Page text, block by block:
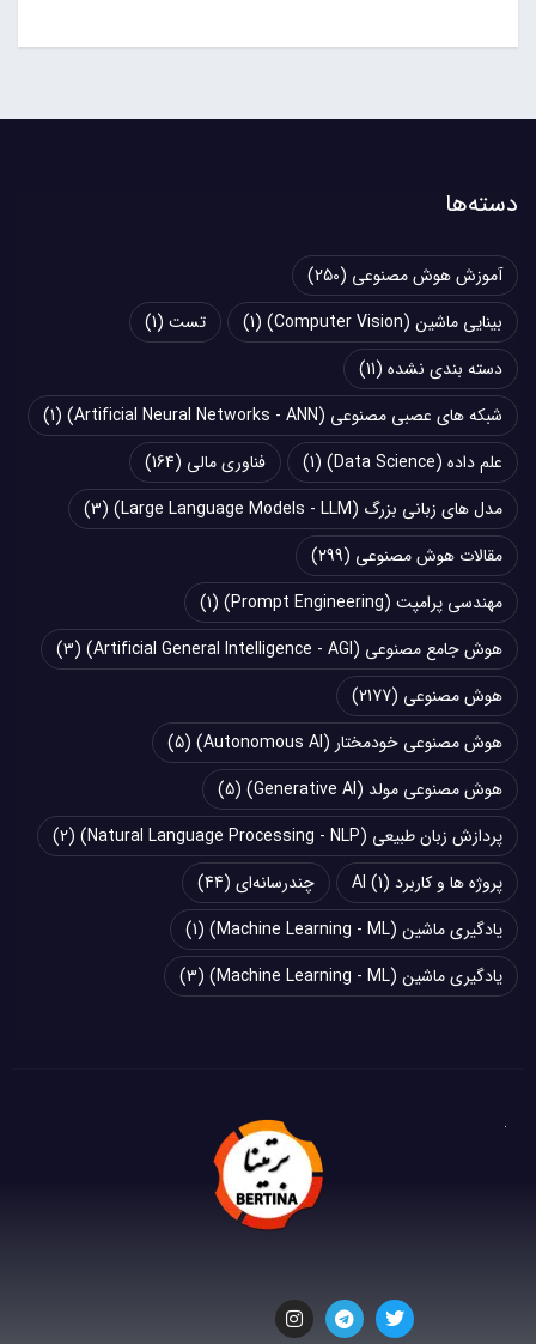
دسته‌ها
آموزش هوش مصنوعی (250)
بینایی ماشین (Computer Vision)
(1) تست (1)
دسته بندی نشده (11)
شبکه های عصبی مصنوعی (Artificial Neural Networks - ANN)
(1)
علم داده (Data Science)
(1) فناوری مالی (164)
مدل های زبانی بزرگ (Large Language Models - LLM)
(3)
مقالات هوش مصنوعی (299)
مهندسی پرامپت (Prompt Engineering)
(1)
هوش جامع مصنوعی (Artificial General Intelligence - AGI)
(3)
هوش مصنوعی (2177)
هوش مصنوعی خودمختار (Autonomous AI)
(5)
هوش مصنوعی مولد (Generative AI)
(5)
پردازش زبان طبیعی (Natural Language Processing - NLP)
(2)
پروژه ها و کاربرد AI (1) چند‌‌رسانه‌ای (44)
یادگیری ماشین (Machine Learning - ML)
(1)
یادگیری ماشین (Machine Learning - ML)
(3)